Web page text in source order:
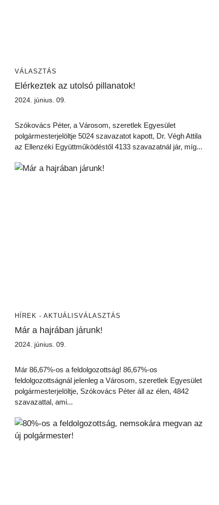
VÁLASZTÁS
Elérkeztek az utolsó pillanatok!
2024. június. 09.
Szókovács Péter, a Városom, szeretlek Egyesület
polgármesterjelöltje 5024 szavazatot kapott, Dr. Végh Attila
az Ellenzéki Együttműködéstől 4133 szavazatnál jár, míg...
HÍREK - AKTUÁLISVÁLASZTÁS
Már a hajrában járunk!
2024. június. 09.
Már 86,67%-os a feldolgozottság! 86,67%-os
feldolgozottságnál jelenleg a Városom, szeretlek Egyesület
polgármesterjelöltje, Szókovács Péter áll az élen, 4842
szavazattal, ami...